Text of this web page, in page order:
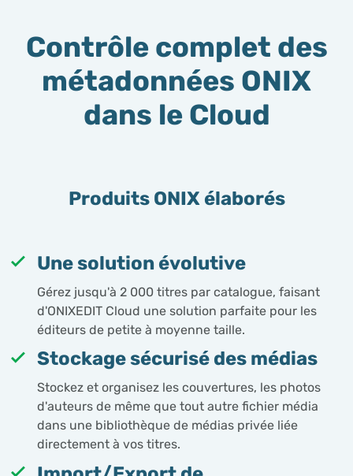
Contrôle complet des
métadonnées ONIX
dans le Cloud
Produits ONIX élaborés
Une solution évolutive
Gérez jusqu'à 2 000 titres par catalogue, faisant
d'ONIXEDIT Cloud une solution parfaite pour les
éditeurs de petite à moyenne taille.
Stockage sécurisé des médias
Stockez et organisez les couvertures, les photos
d'auteurs de même que tout autre fichier média
dans une bibliothèque de médias privée liée
directement à vos titres.